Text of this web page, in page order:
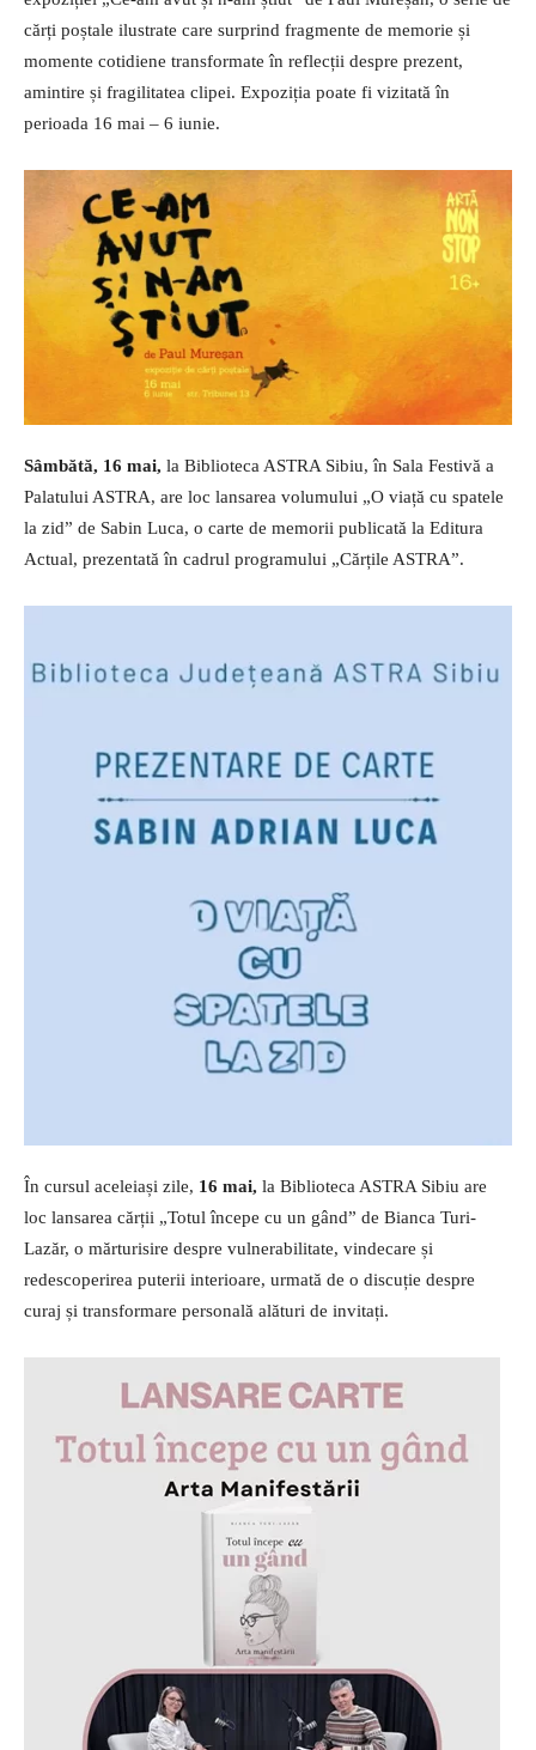
cărți poștale ilustrate care surprind fragmente de memorie și
momente cotidiene transformate în reflecții despre prezent,
amintire și fragilitatea clipei. Expoziția poate fi vizitată în
perioada 16 mai – 6 iunie.
Sâmbătă, 16 mai, la Biblioteca ASTRA Sibiu, în Sala Festivă a
Palatului ASTRA, are loc lansarea volumului „O viață cu spatele
la zid” de Sabin Luca, o carte de memorii publicată la Editura
Actual, prezentată în cadrul programului „Cărțile ASTRA”.
În cursul aceleiași zile, 16 mai, la Biblioteca ASTRA Sibiu are
loc lansarea cărții „Totul începe cu un gând” de Bianca Turi-
Lazăr, o mărturisire despre vulnerabilitate, vindecare și
redescoperirea puterii interioare, urmată de o discuție despre
curaj și transformare personală alături de invitați.